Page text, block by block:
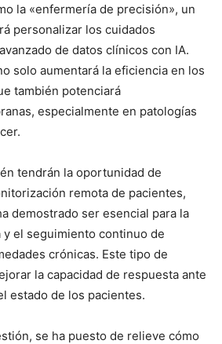
la «enfermería de precisión», un
personalizar los cuidados
de datos clínicos con IA.
solo aumentará la eficiencia en los
también potenciará
especialmente en patologías
tendrán la oportunidad de
remota de pacientes,
demostrado ser esencial para la
el seguimiento continuo de
crónicas. Este tipo de
la capacidad de respuesta ante
estado de los pacientes.
se ha puesto de relieve cómo